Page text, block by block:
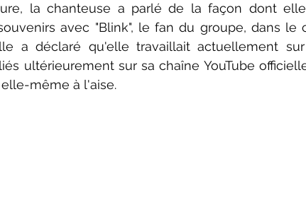
la chanteuse a parlé de la façon dont
avec "Blink", le fan du groupe, dans le
a déclaré qu'elle travaillait actuellement
ultérieurement sur sa chaîne YouTube
même à l'aise.